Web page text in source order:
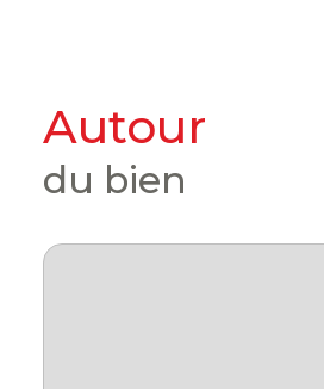
autour
du bien